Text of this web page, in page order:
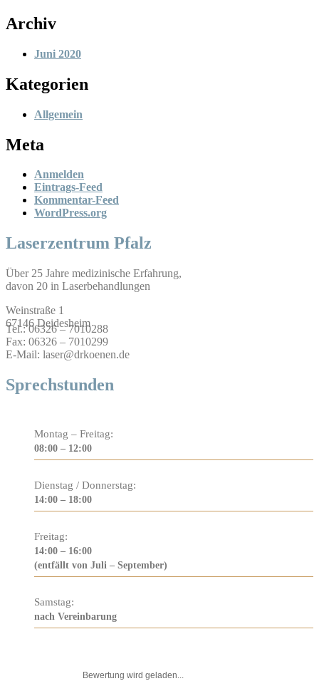
Archiv
Juni 2020
Kategorien
Allgemein
Meta
Anmelden
Eintrags-Feed
Kommentar-Feed
WordPress.org
Laserzentrum Pfalz
Über 25 Jahre medizinische Erfahrung,
davon 20 in Laserbehandlungen
Weinstraße 1
67146 Deidesheim
Tel.: 06326 – 7010288
Fax: 06326 – 7010299
E-Mail: laser@drkoenen.de
Sprechstunden
Montag – Freitag:
08:00 – 12:00
Dienstag / Donnerstag:
14:00 – 18:00
Freitag:
14:00 – 16:00
(entfällt von Juli – September)
Samstag:
nach Vereinbarung
Bewertung wird geladen...